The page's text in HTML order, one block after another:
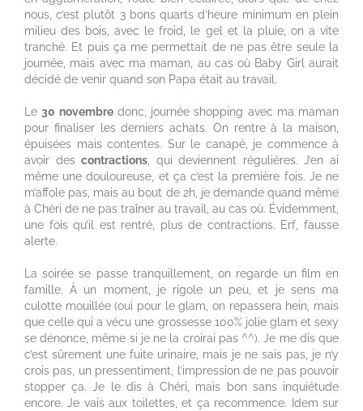
nous, c’est plutôt 3 bons quarts d’heure minimum en plein
milieu des bois, avec le froid, le gel et la pluie, on a vite
tranché. Et puis ça me permettait de ne pas être seule la
journée, mais avec ma maman, au cas où Baby Girl aurait
décidé de venir quand son Papa était au travail.
Le30 novembredonc, journée shopping avec ma maman
pour finaliser les derniers achats. On rentre à la maison,
épuisées mais contentes. Sur le canapé, je commence à
avoir descontractions, qui deviennent régulières. J’en ai
même une douloureuse, et ça c’est la première fois. Je ne
m’affole pas, mais au bout de 2h, je demande quand même
à Chéri de ne pas traîner au travail, au cas où. Évidemment,
une fois qu’il est rentré, plus de contractions. Erf, fausse
alerte.
La soirée se passe tranquillement, on regarde un film en
famille. À un moment, je rigole un peu, et je sens ma
culotte mouillée (oui pour le glam, on repassera hein, mais
que celle qui a vécu une grossesse 100% jolie glam et sexy
se dénonce, même si je ne la croirai pas ^^). Je me dis que
c’est sûrement une fuite urinaire, mais je ne sais pas, je n’y
crois pas, un pressentiment, l’impression de ne pas pouvoir
stopper ça. Je le dis à Chéri, mais bon sans inquiétude
encore. Je vais aux toilettes, et ça recommence. Idem sur